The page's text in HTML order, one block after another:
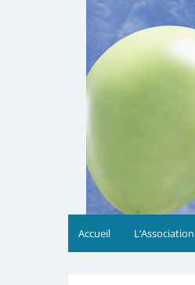
Accueil L’Association